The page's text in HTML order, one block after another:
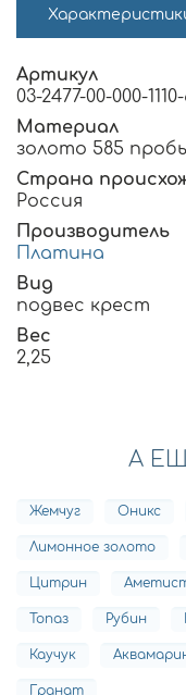
Артикул
03-2477-00-000-
Материал
золото 585
Страна
Россия
Производитель
Платина
Вид
подвес крест
Вес
2,25
А
Жемчуг Оникс
Лимонное золото
Цитрин
Топаз Рубин
Каучук
Гранат